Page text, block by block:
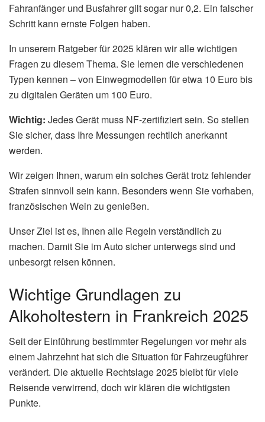
Fahranfänger und Busfahrer gilt sogar nur 0,2. Ein falscher
Schritt kann ernste Folgen haben.
In unserem Ratgeber für 2025 klären wir alle wichtigen
Fragen zu diesem Thema. Sie lernen die verschiedenen
Typen kennen – von Einwegmodellen für etwa 10 Euro bis
zu digitalen Geräten um 100 Euro.
Wichtig: Jedes Gerät muss NF-zertifiziert sein. So stellen
Sie sicher, dass Ihre Messungen rechtlich anerkannt
werden.
Wir zeigen Ihnen, warum ein solches Gerät trotz fehlender
Strafen sinnvoll sein kann. Besonders wenn Sie vorhaben,
französischen Wein zu genießen.
Unser Ziel ist es, Ihnen alle Regeln verständlich zu
machen. Damit Sie im Auto sicher unterwegs sind und
unbesorgt reisen können.
Wichtige Grundlagen zu
Alkoholtestern in Frankreich 2025
Seit der Einführung bestimmter Regelungen vor mehr als
einem Jahrzehnt hat sich die Situation für Fahrzeugführer
verändert. Die aktuelle Rechtslage 2025 bleibt für viele
Reisende verwirrend, doch wir klären die wichtigsten
Punkte.